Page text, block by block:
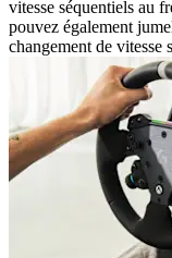
vitesse séquentiels au
pouvez également
changement de vitesse